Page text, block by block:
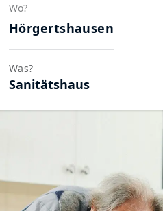
Wo?
Hörgertshausen
Was?
Sanitätshaus